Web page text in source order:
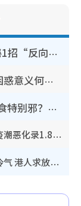
WhatsApp预设贴图怎么删？揭秘1招“反向操作”还原简洁界面 附3步实测教程
香港山边铁闸边门大开？内地客困惑意义何在！网友神回复：这种叫法理性防御
鬼门开2026｜农历七月撞正日全食特别邪？专家警告切忌做一事！揭4大禁忌+2招保平安
夺命寄生虫｜食生菜狂泻首现死者！疫潮恶化录1.8万宗病例 揭洗菜3大谬误
内地客夸港人不识老！揭港铁保鲜级冷气 港人求放过：别投诉